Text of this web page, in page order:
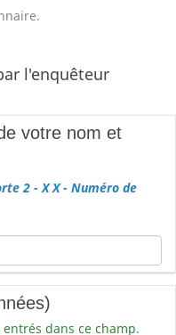
l'enquêteur
votre nom et
2 - X X - Numéro de
dans ce champ.